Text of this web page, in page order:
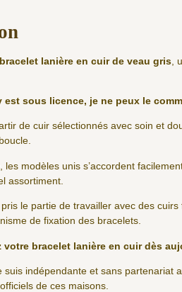
bracelet lanière en cuir de veau gris ,
est sous licence, je ne peux le
de cuir sélectionnés avec soin et
les modèles unis s’accordent
assortiment.
pris le partie de travailler avec des
de fixation des bracelets.
votre bracelet lanière en cuir dès
suis indépendante et sans partenariat
de ces maisons.